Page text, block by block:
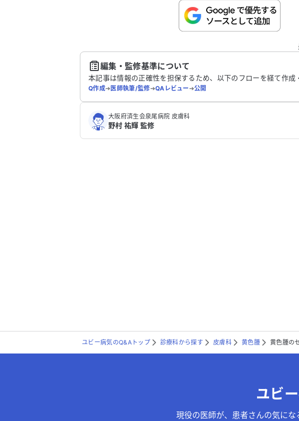
こちらは送信専用のフォームです。氏名やご自身の病気の詳細などの
編集・監修基準について
本記事は情報の正確性を担保するため、以下のフローを経て作成
Q作成➔医師執筆/監修➔QAレビュー➔公開
大阪府済生会泉尾病院 皮膚科
野村 祐輝 監修
ユビー病気のQ&Aトップ 診療科から探す 皮膚科 黄色腫 黄色腫の
ユビ
現役の医師が、患者さんの気に